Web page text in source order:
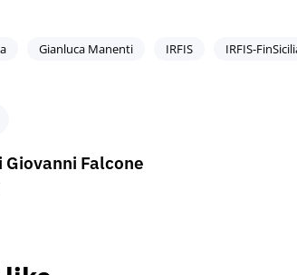
Gianluca Manenti IRFIS IRFIS-
Falcone